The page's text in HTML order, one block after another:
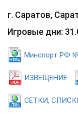
г. Саратов,
Игровые дни:
Минспорт РФ №
ИЗВЕЩЕНИЕ
СЕТКИ,